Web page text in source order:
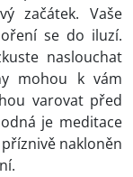
začátek. Vaše
se do iluzí.
naslouchat
mohou k vám
varovat před
je meditace
nakloněn